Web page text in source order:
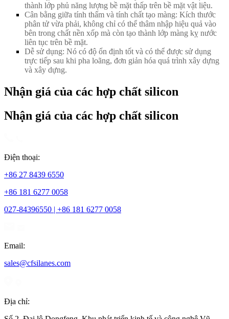
thành lớp phủ năng lượng bề mặt thấp trên bề mặt vật liệu.
Cân bằng giữa tính thấm và tính chất tạo màng: Kích thước
phân tử vừa phải, không chỉ có thể thâm nhập hiệu quả vào
bên trong chất nền xốp mà còn tạo thành lớp màng kỵ nước
liên tục trên bề mặt.
Dễ sử dụng: Nó có độ ổn định tốt và có thể được sử dụng
trực tiếp sau khi pha loãng, đơn giản hóa quá trình xây dựng
và xây dựng.
Nhận giá của các hợp chất silicon
Nhận giá của các hợp chất silicon
Điện thoại:
+86 27 8439 6550
+86 181 6277 0058
027-84396550 | +86 181 6277 0058
Email:
sales@cfsilanes.com
Địa chỉ: